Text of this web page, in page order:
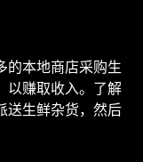
的本地商店采购生
以赚取收入。了解
送生鲜杂货，然后